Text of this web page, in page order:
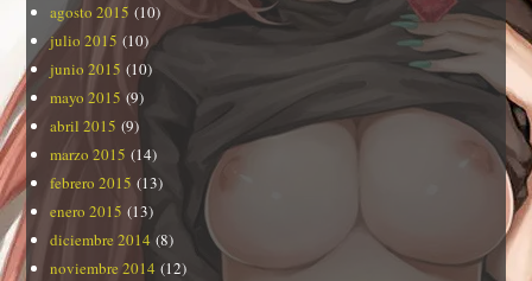
agosto 2015 (10)
julio 2015 (10)
junio 2015 (10)
mayo 2015 (9)
abril 2015 (9)
marzo 2015 (14)
febrero 2015 (13)
enero 2015 (13)
diciembre 2014 (8)
noviembre 2014 (12)